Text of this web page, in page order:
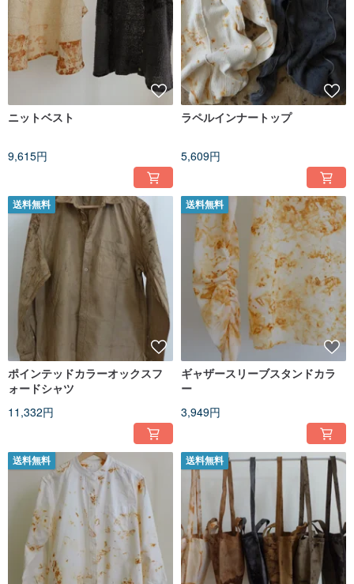
ニットベスト
9,615円
ラペルインナートップ
5,609円
送料無料
ポインテッドカラーオックスフ
ォードシャツ
11,332円
送料無料
ギャザースリーブスタンドカラ
ー
3,949円
送料無料 送料無料